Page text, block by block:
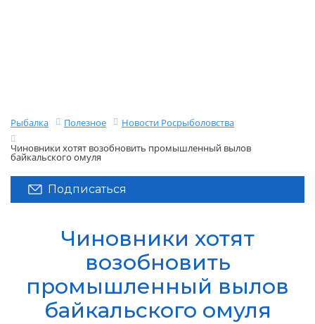
Рыбалка Полезное
Новости Росрыболовства
Чиновники хотят возобновить промышленный вылов
байкальского омуля
Подписаться
Чиновники хотят
возобновить
промышленный вылов
байкальского омуля